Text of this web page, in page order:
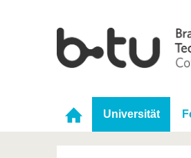
Universität